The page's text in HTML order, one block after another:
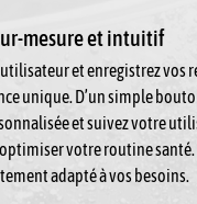
mesure et intuitif
et enregistrez vos
unique. D’un simple
et suivez votre
votre routine santé.
adapté à vos besoins.